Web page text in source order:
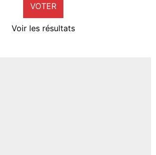
VOTER
Voir les résultats